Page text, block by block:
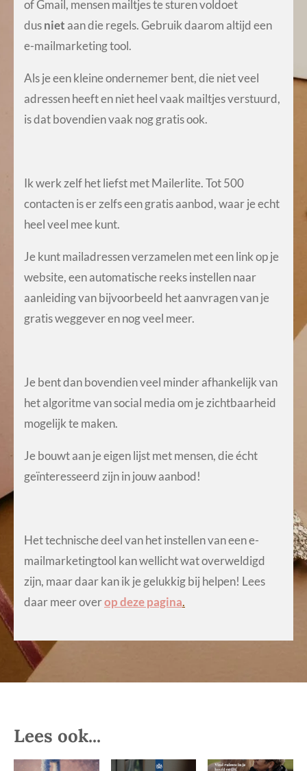
of Gmail, mensen mailtjes te sturen voldoet
dus niet aan die regels. Gebruik daarom altijd een
e-mailmarketing tool.
Als je een kleine ondernemer bent, die niet veel
adressen heeft en niet heel vaak mailtjes verstuurd,
is dat bovendien vaak nog gratis ook.
Ik werk zelf het liefst met Mailerlite. Tot 500
contacten is er zelfs een gratis aanbod, waar je echt
heel veel mee kunt.
Je kunt mailadressen verzamelen met een link op je
website, een automatische reeks instellen naar
aanleiding van bijvoorbeeld het aanvragen van je
gratis weggever en nog veel meer.
Je bent dan bovendien veel minder afhankelijk van
het algoritme van social media om je zichtbaarheid
mogelijk te maken.
Je bouwt aan je eigen lijst met mensen, die écht
geïnteresseerd zijn in jouw aanbod!
Het technische deel van het instellen van een e-
mailmarketingtool kan wellicht wat overweldigd
zijn, maar daar kan ik je gelukkig bij helpen! Lees
daar meer overop deze pagina.
Lees ook...